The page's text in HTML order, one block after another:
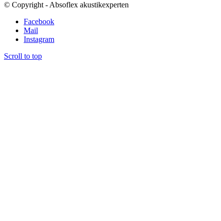
© Copyright - Absoflex akustikexperten
Facebook
Mail
Instagram
Scroll to top